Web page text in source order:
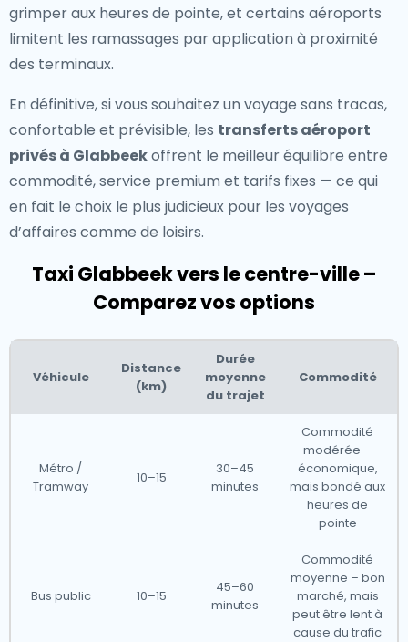
grimper aux heures de pointe, et certains aéroports
limitent les ramassages par application à proximité
des terminaux.
En définitive, si vous souhaitez un voyage sans tracas,
confortable et prévisible, les transferts aéroport
privés à Glabbeekoffrent le meilleur équilibre entre
commodité, service premium et tarifs fixes — ce qui
en fait le choix le plus judicieux pour les voyages
d’affaires comme de loisirs.
Taxi Glabbeek vers le centre-ville –
Comparez vos options
Véhicule
Distance
(km)
Durée
moyenne
du trajet
Commodité
Métro /
Tramway
10–15
30–45
minutes
Commodité
modérée –
économique,
mais bondé aux
heures de
pointe
Bus public 10–15
45–60
minutes
Commodité
moyenne – bon
marché, mais
peut être lent à
cause du trafic